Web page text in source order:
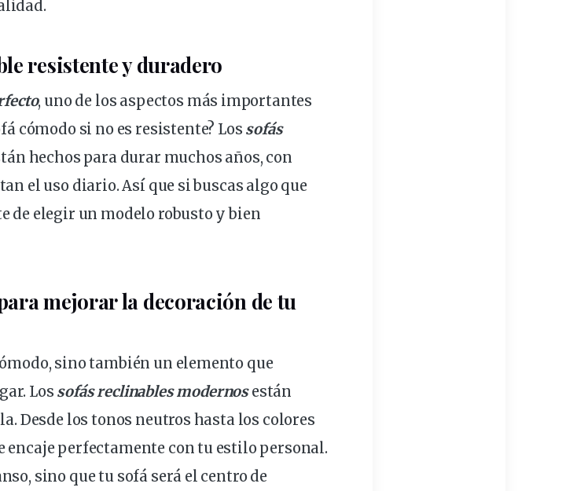
resistente y duradero
, uno de los aspectos más importantes
cómodosi no es resistente? Los sofás
hechos para durar muchos años, con
el uso diario. Así que si buscas algo que
de elegir un modelo robusto y bien
mejorar la decoración de tu
sino también un elemento que
Los sofás reclinables modernosestán
Desde los tonos neutros hasta los colores
encaje perfectamente con tu estilo personal.
sino que tu sofá será el centro de